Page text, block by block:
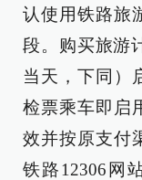
认使用铁路旅
段。购买旅游
当天，下同）
检票乘车即启
效并按原支付
铁路12306网